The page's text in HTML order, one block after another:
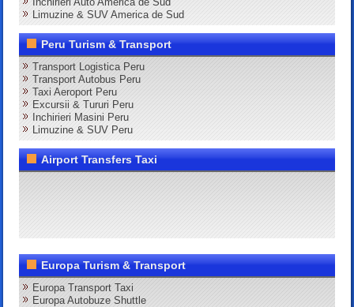
Limuzine & SUV America de Sud
Peru Turism & Transport
Transport Logistica Peru
Transport Autobus Peru
Taxi Aeroport Peru
Excursii & Tururi Peru
Inchirieri Masini Peru
Limuzine & SUV Peru
Airport Transfers Taxi
Europa Turism & Transport
Europa Transport Taxi
Europa Autobuze Shuttle